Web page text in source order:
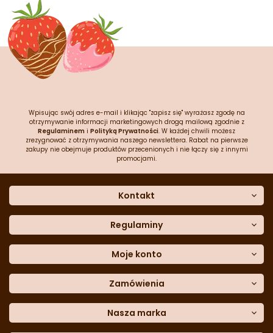
Wpisując swój adres e-mail i klikając "zapisz się" wyrażasz zgodę na
otrzymywanie informacji marketingowych drogą mailową zgodnie z
Regulaminem i Polityką Prywatności. W każdej chwili możesz
zrezygnować z otrzymywania naszego newslettera. Rabat na pierwsze
zakupy nie obejmuje produktów przecenionych i nie łączy się z innymi
promocjami.
Kontakt
Dane kontaktowe
Często zadawane pytania
Sklep stacjonarny
Formularz kontaktowy
Blog
telefon:601 767 272
Regulaminy
Polityka prywatności
Polityka cookies
Polityka reklamacji
Polityka zwrotów
Dostępność cyfrowa
Moje konto
Moje dane
Historia zamówień
Lista ulubionych
Moje rabaty
Zamówienia
Metody płatności
Dane do przelewu
Nasza marka